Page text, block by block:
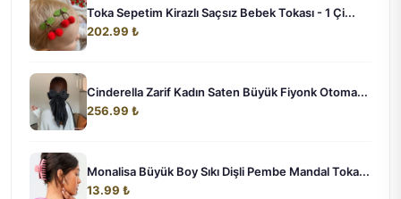
Toka Sepetim Kirazlı Saçsız Bebek Tokası - 1 Çi...
202.99 ₺
Cinderella Zarif Kadın Saten Büyük Fiyonk Otoma...
256.99 ₺
Monalisa Büyük Boy Sıkı Dişli Pembe Mandal Toka...
13.99 ₺